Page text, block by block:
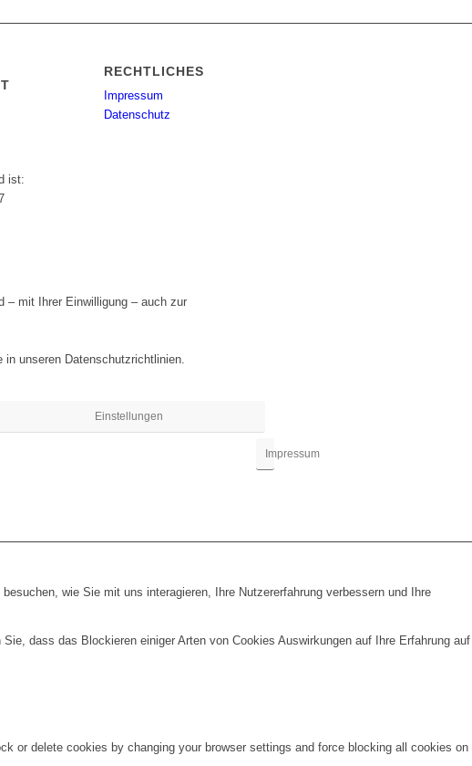
ist:
RECHTLICHES
Impressum
Datenschutz
– mit Ihrer Einwilligung – auch zur
in unseren Datenschutzrichtlinien
Einstellungen
Impressum
wie Sie mit uns interagieren, Ihre Nutzererfahrung verbessern und Ihre
dass das Blockieren einiger Arten von Cookies Auswirkungen auf Ihre Erfahrung auf
or delete cookies by changing your browser settings and force blocking all cookies on